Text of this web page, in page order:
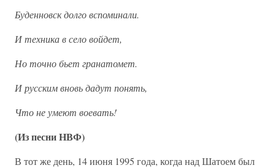
Буденновск долго вспоминали.
И техника в село войдет,
Но точно бьет гранатомет.
И русским вновь дадут понять,
Что не умеют воевать!
(Из песни НВФ)
В тот же день, 14 июня 1995 года, когда над Шатоем был